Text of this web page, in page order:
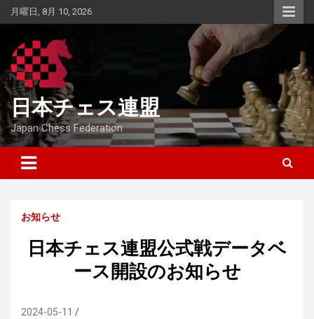
Skip
to
月曜日, 8月 10, 2026
日本チェス連盟
Japan Chess Federation
お知らせ
日本チェス連盟公式戦データベ
ース開設のお知らせ
2024-05-11